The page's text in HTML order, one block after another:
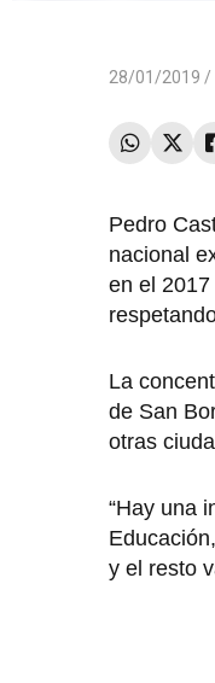
28/01/2019 /
Pedro
nacional
en el
La
de San
otras
“Hay una
y el resto